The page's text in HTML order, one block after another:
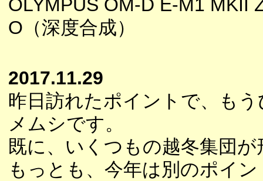
OLYMPUS OM-D E-M1 MKII
O（深度合成）
2017.11.29
昨日訪れたポイントで、も
メムシです。
既に、いくつもの越冬集団
もっとも、今年は別のポイ